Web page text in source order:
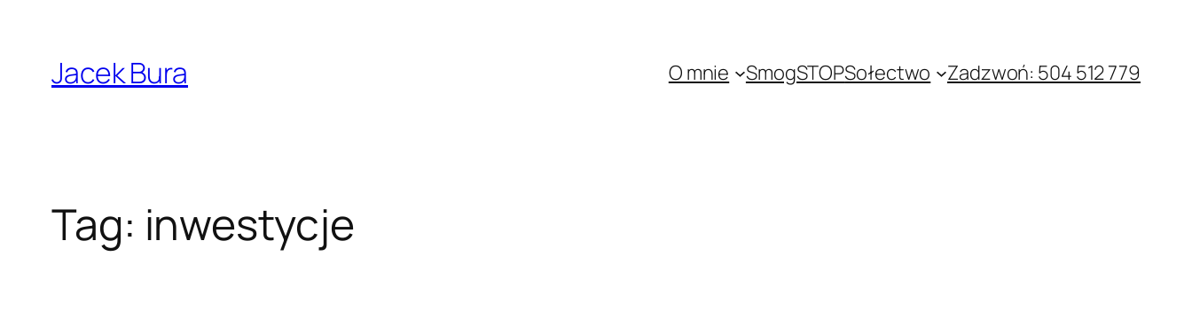
treściJacek Bura O mnie SmogSTOPSołectwo Zadzwoń: 504 512 779
Tag: inwestycje